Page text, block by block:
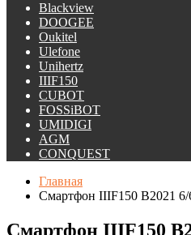
Blackview
DOOGEE
Oukitel
Ulefone
Unihertz
IIIF150
CUBOT
FOSSiBOT
UMIDIGI
AGM
CONQUEST
Главная
Смартфон IIIF150 B2021 6/
Смартфон IIIF150